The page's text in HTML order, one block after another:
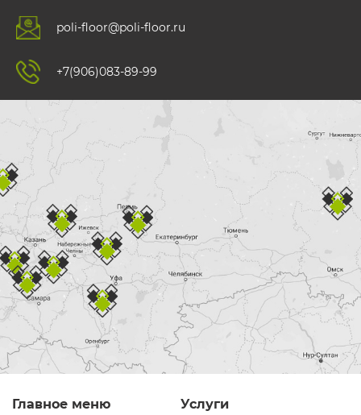
poli-floor@poli-floor.ru
+7(906)083-89-99
Главное меню Услуги